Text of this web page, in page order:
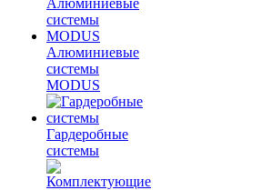
Алюминиевые
системы
MODUS
Гардеробные
системы